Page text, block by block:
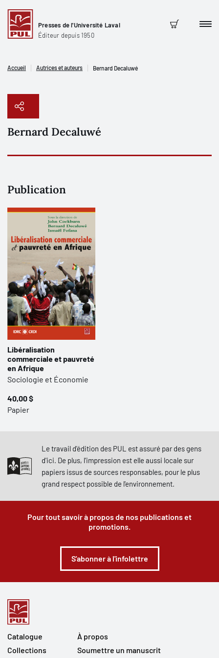
Presses de l'Université Laval
Éditeur depuis 1950
Panier
Accueil Autrices et auteurs Bernard Decaluwé
Bernard Decaluwé
Publication
Libéralisation
commerciale et pauvreté
en Afrique
Sociologie et Économie
40,00 $
Papier
Le travail d'édition des PUL est assuré par des gens
d'ici. De plus, l'impression est elle aussi locale sur
papiers issus de sources responsables, pour le plus
grand respect possible de l'environnement.
Pour tout savoir à propos de nos publications et
promotions.
S'abonner à l'infolettre
Catalogue
Collections
À propos
Soumettre un manuscrit